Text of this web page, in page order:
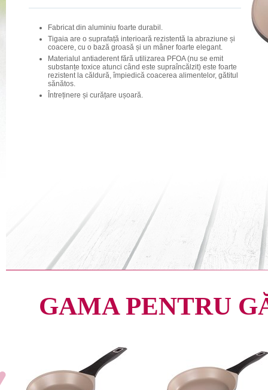
Fabricat din aluminiu foarte durabil.
Tigaia are o suprafață interioară rezistentă la abraziune și
coacere, cu o bază groasă și un mâner foarte elegant.
Materialul antiaderent fără utilizarea PFOA (nu se emit
substanțe toxice atunci când este supraîncălzit) este foarte
rezistent la căldură, împiedică coacerea alimentelor, gătitul
sănătos.
Întreținere și curățare ușoară.
GAMA PENTRU